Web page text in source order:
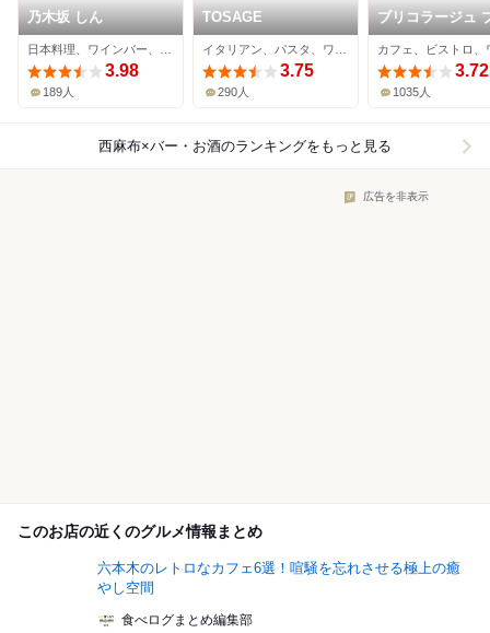
乃木坂 しん
3.98
189人
TOSAGE
3.75
290人
ブリコラージュ
ッド アンド カン
ー ダイニング・
ェ
3.72
1035人
西麻布×バー・お酒のランキングをもっと見る
広告を非表示
このお店の近くのグルメ情報まとめ
六本木のレトロなカフェ6選！喧騒を忘れさせる極上の癒
やし空間
食べログまとめ編集部